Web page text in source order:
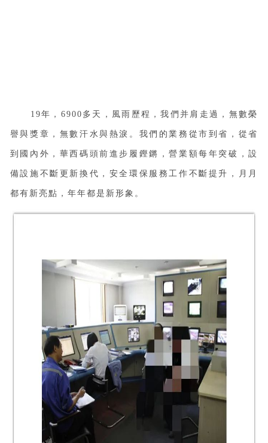
19年，6900多天，風雨歷程，我們并肩走過，無數榮
譽與獎章，無數汗水與熱淚。我們的業務從市到省，從省
到國內外，華西碼頭前進步履鏗鏘，營業額每年突破，設
備設施不斷更新換代，安全環保服務工作不斷提升，月月
都有新亮點，年年都是新形象。